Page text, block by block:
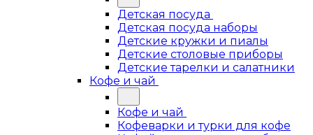
Детская посуда
Детская посуда наборы
Детские кружки и пиалы
Детские столовые приборы
Детские тарелки и салатники
Кофе и чай
Кофе и чай
Кофеварки и турки для кофе